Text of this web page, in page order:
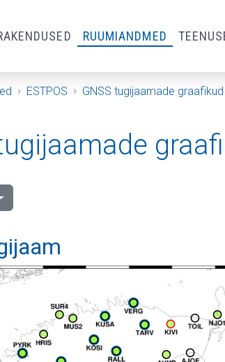
RUUMIANDMED
ESTPOS GNSS tugijaamade graafikud